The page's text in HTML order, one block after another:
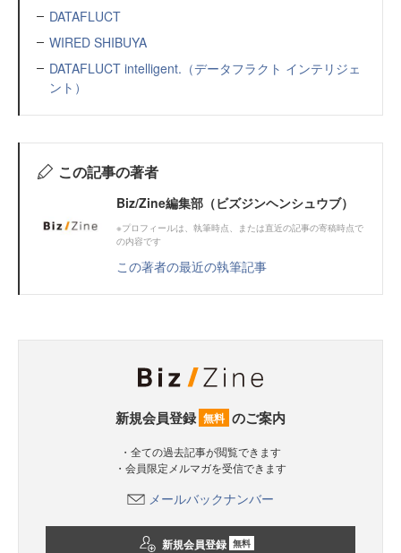
DATAFLUCT
WIRED SHIBUYA
DATAFLUCT intelligent.（データフラクト インテリジェ
ント）
この記事の著者
Biz/Zine編集部（ビズジンヘンシュウブ）
※プロフィールは、執筆時点、または直近の記事の寄稿時点で
の内容です
この著者の最近の執筆記事
新規会員登録 無料 のご案内
・全ての過去記事が閲覧できます
・会員限定メルマガを受信できます
メールバックナンバー
新規会員登録 無料